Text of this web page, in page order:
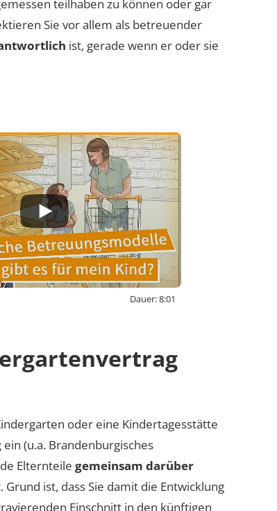
teilhaben zu können oder gar
Sie vor allem als betreuender
ist, gerade wenn er oder sie
data to this third party.
Dauer: 8:01
oder eine Kindertagesstätte
ein (u.a. Brandenburgisches
Elternteilegemeinsam darüber
ist, dass Sie damit die Entwicklung
Einschnitt in den künftigen